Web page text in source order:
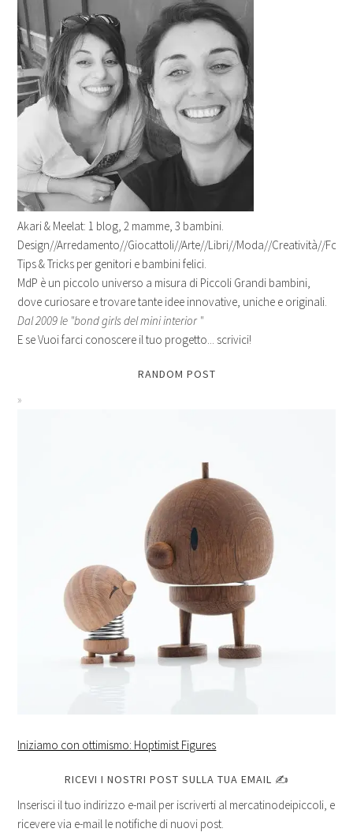
Akari & Meelat: 1 blog, 2 mamme, 3 bambini.
Design//Arredamento//Giocattoli//Arte//Libri//Moda//Creatività//
Tips & Tricks per genitori e bambini felici.
MdP è un piccolo universo a misura di Piccoli Grandi bambini,
dove curiosare e trovare tante idee innovative, uniche e originali.
Dal 2009 le "bond girls del mini interior "
E se Vuoi farci conoscere il tuo progetto... scrivici!
RANDOM POST
Iniziamo con ottimismo: Hoptimist Figures
RICEVI I NOSTRI POST SULLA TUA EMAIL ✍
Inserisci il tuo indirizzo e-mail per iscriverti al mercatinodeipiccoli, e
ricevere via e-mail le notifiche di nuovi post.